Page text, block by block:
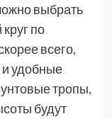
выбрать
по
всего,
и удобные
тропы,
будут